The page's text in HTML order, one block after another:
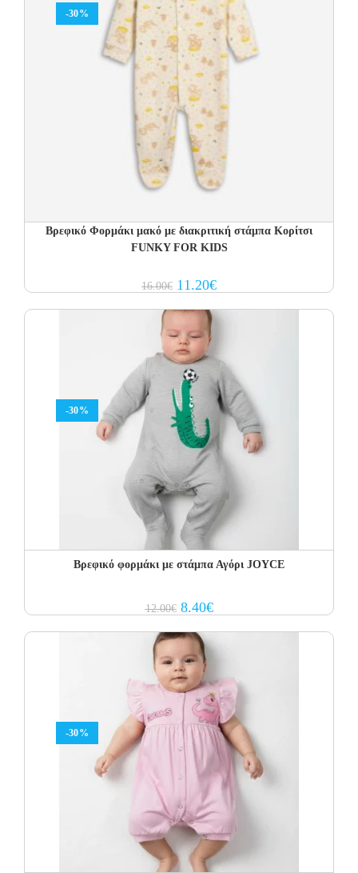
-30%
Βρεφικό Φορμάκι μακό με διακριτική στάμπα Κορίτσι
FUNKY FOR KIDS
16.00€ Original
price
16.00€.
11.20€Current
price
11.20€.
-30%
Βρεφικό φορμάκι με στάμπα Αγόρι JOYCE
12.00€ Original
price
12.00€.
8.40€Current
price
-30%